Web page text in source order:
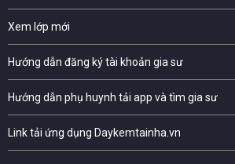
Xem lớp mới
Hướng dẫn đăng ký tài khoản gia sư
Hướng dẫn phụ huynh tải app và tìm gia sư
Link tải ứng dụng Daykemtainha.vn